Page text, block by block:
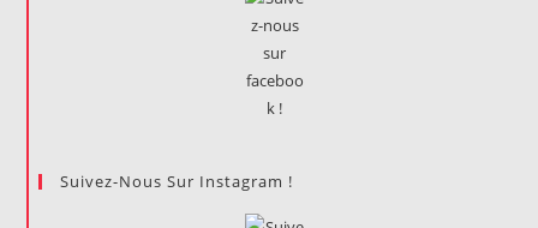
Suivez-Nous Sur Instagram !